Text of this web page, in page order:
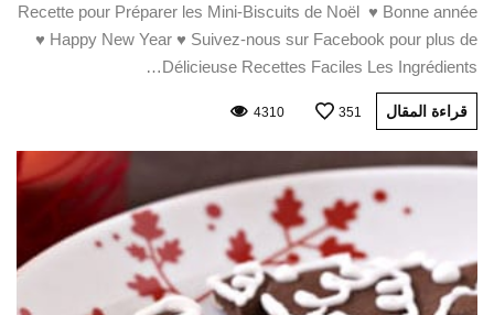
Recette pour Préparer les Mini-Biscuits de Noël ♥ Bonne année
♥ Happy New Year ♥ Suivez-nous sur Facebook pour plus de
Délicieuse Recettes Faciles Les Ingrédients…
قراءة المقال 351
4310